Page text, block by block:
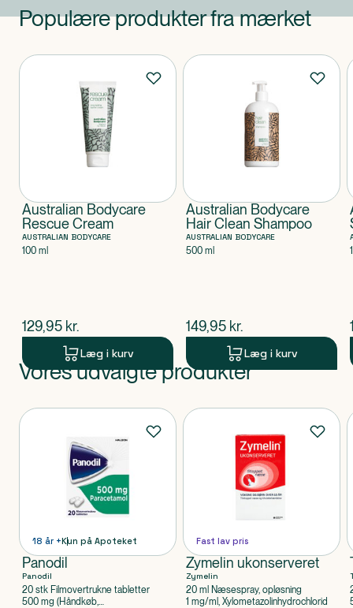
Populære produkter fra mærket
Produkter
Australian Bodycare
Rescue Cream
AUSTRALIAN BODYCARE
100 ml
$nuværende pris
129,95 kr.
Læg i kurv
Australian Bodycare
Hair Clean Shampoo
AUSTRALIAN BODYCARE
500 ml
$nuværende pris
149,95 kr.
Læg i kurv
Produkt 1 af 0
Vores udvalgte produkter
Produkter
18 år +Kun på Apoteket
Panodil
Panodil
20 stk Filmovertrukne tabletter
500 mg (Håndkøb,
Fast lav pris
Zymelin ukonserveret
Zymelin
20 ml Næsespray, opløsning
1 mg/ml, Xylometazolinhydrochlorid